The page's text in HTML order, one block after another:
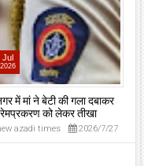
Jul
2026
में मां ने बेटी की गला दबाकर
को लेकर तीखा
azadi times 2026/7/27